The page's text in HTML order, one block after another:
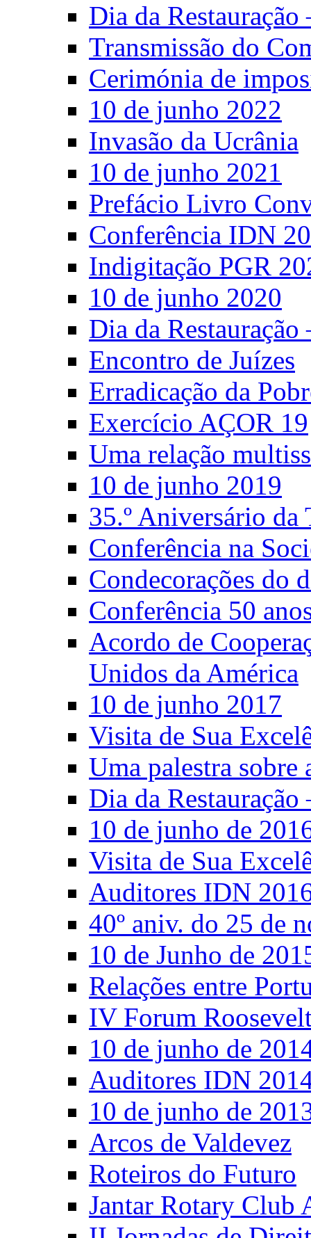
Dia da
Transmissão do
Cerimónia de
10 de junho 2022
Invasão da Ucrânia
10 de junho 2021
Prefácio Livro
Conferência IDN
Indigitação PGR
10 de junho 2020
Dia da
Encontro de Juízes
Erradicação da
Exercício AÇOR 19
Uma relação
10 de junho 2019
35.º Aniversário
Conferência na
Condecorações do
Conferência 50
Acordo de
Unidos da América
10 de junho 2017
Visita de Sua
Uma palestra sobre
Dia da Restauração
10 de junho de
Visita de Sua
Auditores IDN
40º aniv. do 25 de
10 de Junho de
Relações entre
IV Forum
10 de junho de
Auditores IDN
10 de junho de
Arcos de Valdevez
Roteiros do Futuro
Jantar Rotary Club